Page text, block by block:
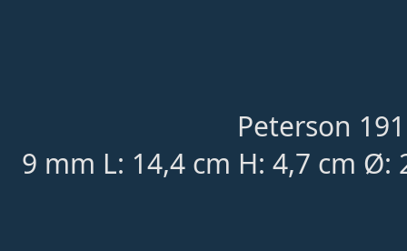
Peterson
9 mm L: 14,4 cm H: 4,7 cm Ø: